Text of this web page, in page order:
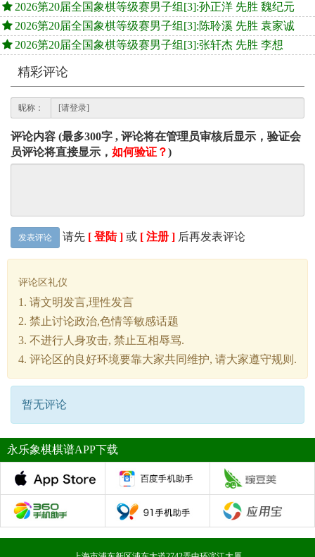
2026第20届全国象棋等级赛男子组[3]:孙正洋 先胜 魏纪元
2026第20届全国象棋等级赛男子组[3]:陈聆溪 先胜 袁家诚
2026第20届全国象棋等级赛男子组[3]:张轩杰 先胜 李想
精彩评论
昵称：
评论内容 (最多300字 , 评论将在管理员审核后显示，验证会
员评论将直接显示， 如何验证？)
发表评论 请先 [ 登陆 ] 或 [ 注册 ] 后再发表评论
评论区礼仪
1. 请文明发言,理性发言
2. 禁止讨论政治,色情等敏感话题
3. 不进行人身攻击, 禁止互相辱骂.
4. 评论区的良好环境要靠大家共同维护, 请大家遵守规则.
暂无评论
永乐象棋棋谱APP下载